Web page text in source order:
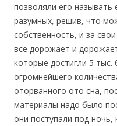
позволяли его
разумных, решив, что
собственность, и за
все дорожает и
которые достигли 5 тыс.
огромнейшего
оторванного ото сна,
материалы надо было
они поступали под